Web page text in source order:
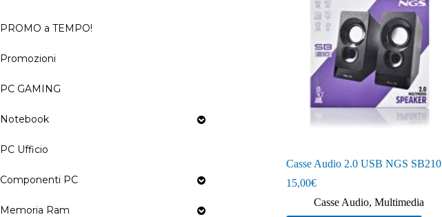
Casse Audio 2.0 USB NGS SB210
15,00€
Casse Audio, Multimedia
PROMO a TEMPO!
Promozioni
–
PC GAMING
Notebook
PC Ufficio
Componenti PC
Memoria Ram